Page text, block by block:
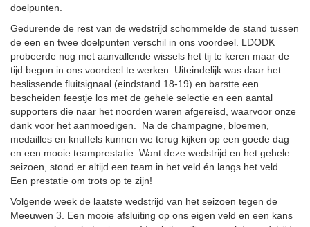
doelpunten.
Gedurende de rest van de wedstrijd schommelde de stand tussen
de een en twee doelpunten verschil in ons voordeel. LDODK
probeerde nog met aanvallende wissels het tij te keren maar de
tijd begon in ons voordeel te werken. Uiteindelijk was daar het
beslissende fluitsignaal (eindstand 18-19) en barstte een
bescheiden feestje los met de gehele selectie en een aantal
supporters die naar het noorden waren afgereisd, waarvoor onze
dank voor het aanmoedigen. Na de champagne, bloemen,
medailles en knuffels kunnen we terug kijken op een goede dag
en een mooie teamprestatie. Want deze wedstrijd en het gehele
seizoen, stond er altijd een team in het veld én langs het veld.
Een prestatie om trots op te zijn!
Volgende week de laatste wedstrijd van het seizoen tegen de
Meeuwen 3. Een mooie afsluiting op ons eigen veld en een kans